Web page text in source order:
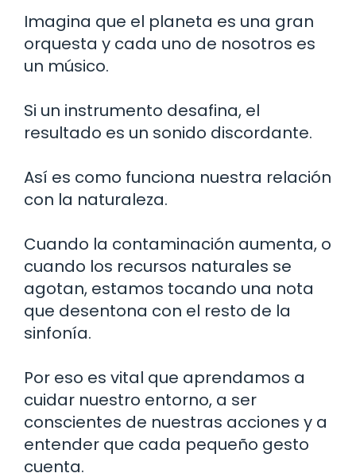
Imagina que el planeta es una gran
orquesta y cada uno de nosotros es
un músico.
Si un instrumento desafina, el
resultado es un sonido discordante.
Así es como funciona nuestra relación
con la naturaleza.
Cuando la contaminación aumenta, o
cuando los recursos naturales se
agotan, estamos tocando una nota
que desentona con el resto de la
sinfonía.
Por eso es vital que aprendamos a
cuidar nuestro entorno, a ser
conscientes de nuestras acciones y a
entender que cada pequeño gesto
cuenta.